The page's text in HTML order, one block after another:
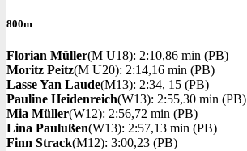
800m
Florian Müller(M U18): 2:10,86 min (PB)
Moritz Peitz(M U20): 2:14,16 min (PB)
Lasse Yan Laude(M13): 2:34, 15 (PB)
Pauline Heidenreich(W13): 2:55,30 min (PB)
Mia Müller(W12): 2:56,72 min (PB)
Lina Paulußen(W13): 2:57,13 min (PB)
Finn Strack(M12): 3:00,23 (PB)